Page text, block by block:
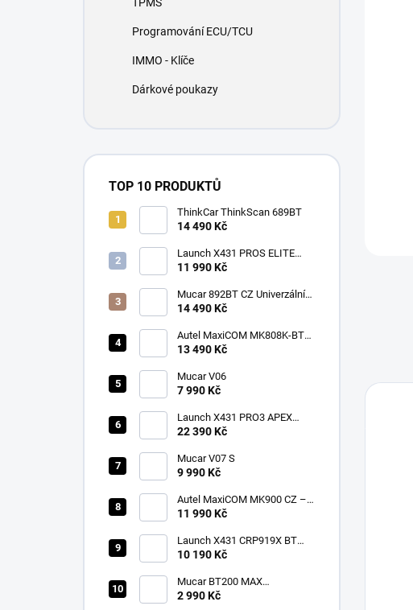
Programování ECU/TCU
IMMO - Klíče
Dárkové poukazy
TOP 10 PRODUKTŮ
ThinkCar ThinkScan 689BT
14 490 Kč
Launch X431 PROS ELITE
2026
11 990 Kč
Mucar 892BT CZ Univerzální
diagnostika , CAN-FD, DOIP
14 490 Kč
Autel MaxiCOM MK808K-BT
CZ
13 490 Kč
Mucar V06
7 990 Kč
Launch X431 PRO3 APEX
2026 CZ
22 390 Kč
Mucar V07 S
9 990 Kč
Autel MaxiCOM MK900 CZ –
2026 profesionální
11 990 Kč
Launch X431 CRP919X BT
Bluetooth
10 190 Kč
Mucar BT200 MAX
multiznačková diagnostika v
2 990 Kč